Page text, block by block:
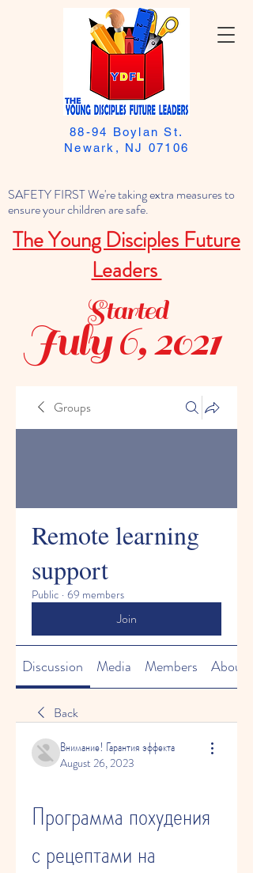
SAFETY FIRST We're taking extra measures to
ensure your children are safe.
The Young Disciples Future
Leaders
88-94 Boylan St.
Newark, NJ 07106
July 6, 2021
Started
Groups
Remote learning
support
Public · 69 members
Join
Discussion Media Members About
Back
Внимание! Гарантия эффекта
August 26, 2023
Программа похудения
с рецептами на